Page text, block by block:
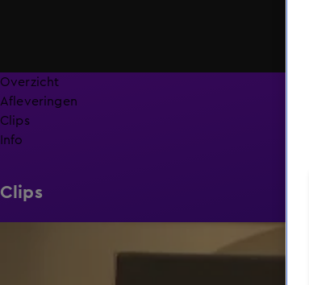
Overzicht
Afleveringen
Clips
Info
Clips